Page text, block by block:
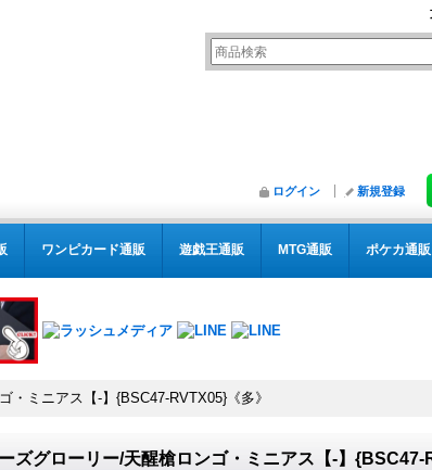
ログイン 新規登録
ワンピカード通販 遊戯王通販 MTG通販 ポケカ通販
ミニアス【-】{BSC47-RVTX05}《多》
ズグローリー/天醒槍ロンゴ・ミニアス【-】{BSC47-